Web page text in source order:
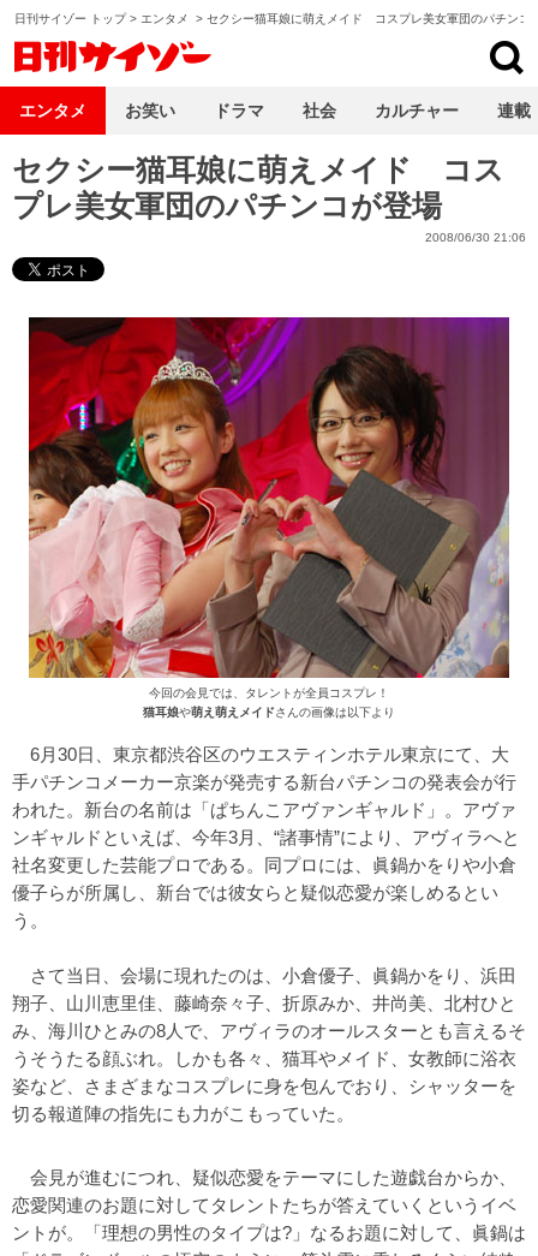
日刊サイゾー トップ> エンタメ > セクシー猫耳娘に萌えメイド コスプレ美女軍団のパチンコ
セクシー猫耳娘に萌えメイド コス
プレ美女軍団のパチンコが登場
2008/06/30 21:06
今回の会見では、タレントが全員コスプレ！
猫耳娘や萌え萌えメイドさんの画像は以下より
6月30日、東京都渋谷区のウエスティンホテル東京にて、大
手パチンコメーカー京楽が発売する新台パチンコの発表会が行
われた。新台の名前は「ぱちんこアヴァンギャルド」。アヴァ
ンギャルドといえば、今年3月、“諸事情”により、アヴィラへと
社名変更した芸能プロである。同プロには、眞鍋かをりや小倉
優子らが所属し、新台では彼女らと疑似恋愛が楽しめるとい
う。
さて当日、会場に現れたのは、小倉優子、眞鍋かをり、浜田
翔子、山川恵里佳、藤崎奈々子、折原みか、井尚美、北村ひと
み、海川ひとみの8人で、アヴィラのオールスターとも言えるそ
うそうたる顔ぶれ。しかも各々、猫耳やメイド、女教師に浴衣
姿など、さまざまなコスプレに身を包んでおり、シャッターを
切る報道陣の指先にも力がこもっていた。
会見が進むにつれ、疑似恋愛をテーマにした遊戯台からか、
恋愛関連のお題に対してタレントたちが答えていくというイベ
ントが。「理想の男性のタイプは?」なるお題に対して、眞鍋は
エンタメ お笑い ドラマ 社会 カルチャー 連載